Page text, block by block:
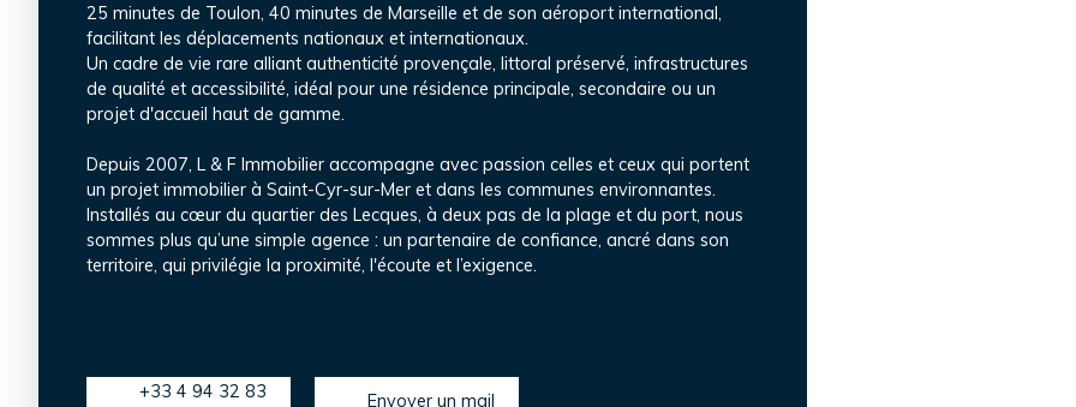
25 minutes de Toulon, 40 minutes de Marseille et de son aéroport international,
facilitant les déplacements nationaux et internationaux.
Un cadre de vie rare alliant authenticité provençale, littoral préservé, infrastructures
de qualité et accessibilité, idéal pour une résidence principale, secondaire ou un
projet d'accueil haut de gamme.
Depuis 2007, L & F Immobilier accompagne avec passion celles et ceux qui portent
un projet immobilier à Saint-Cyr-sur-Mer et dans les communes environnantes.
Installés au cœur du quartier des Lecques, à deux pas de la plage et du port, nous
sommes plus qu’une simple agence : un partenaire de confiance, ancré dans son
territoire, qui privilégie la proximité, l'écoute et l’exigence.
+33 4 94 32 83
Envoyer un mail